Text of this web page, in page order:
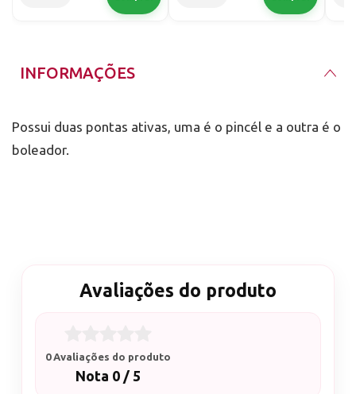
INFORMAÇÕES
Possui duas pontas ativas, uma é o pincél e a outra é o
boleador.
Avaliações do produto
0 Avaliações do produto
Nota 0 / 5